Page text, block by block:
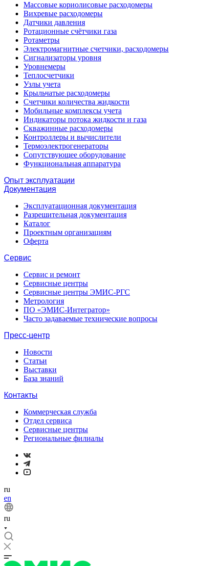
Массовые кориолисовые расходомеры
Вихревые расходомеры
Датчики давления
Ротационные счётчики газа
Ротаметры
Электромагнитные счетчики, расходомеры
Сигнализаторы уровня
Уровнемеры
Теплосчетчики
Узлы учета
Крыльчатые расходомеры
Счетчики количества жидкости
Мобильные комплексы учета
Индикаторы потока жидкости и газа
Скважинные расходомеры
Контроллеры и вычислители
Термоэлектрогенераторы
Сопутствующее оборудование
Функциональная аппаратура
Опыт эксплуатации
Документация
Эксплуатационная документация
Разрешительная документация
Каталог
Проектным организациям
Оферта
Сервис
Сервис и ремонт
Сервисные центры
Сервисные центры ЭМИС-РГС
Метрология
ПО «ЭМИС-Интегратор»
Часто задаваемые технические вопросы
Пресс-центр
Новости
Статьи
Выставки
База знаний
Контакты
Коммерческая служба
Отдел сервиса
Сервисные центры
Региональные филиалы
ru
en
ru